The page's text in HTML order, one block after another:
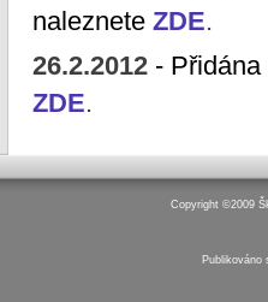
naleznete ZDE.
26.2.2012 -
ZDE.
Copyright ©2009